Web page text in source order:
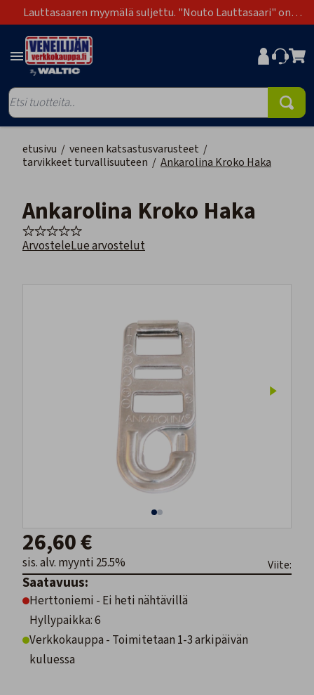
Lauttasaaren myymälä suljettu. "Nouto Lauttasaari" on
poistunut toimitustapavaihtoehdoista.
etusivu / veneen katsastusvarusteet /
tarvikkeet turvallisuuteen / Ankarolina Kroko Haka
Ankarolina Kroko Haka
ArvosteleLue arvostelut
26,60 €
sis. alv. myynti 25.5% Viite:
Saatavuus:
Herttoniemi - Ei heti nähtävillä
Hyllypaikka: 6
Verkkokauppa - Toimitetaan 1-3 arkipäivän
kuluessa